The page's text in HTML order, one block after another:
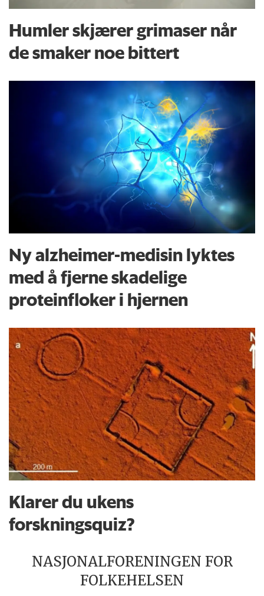
Humler skjærer grimaser når
de smaker noe bittert
Ny alzheimer-medisin lyktes
med å fjerne skadelige
proteinfloker i hjernen
Klarer du ukens
forskningsquiz?
NASJONALFORENINGEN FOR
FOLKEHELSEN